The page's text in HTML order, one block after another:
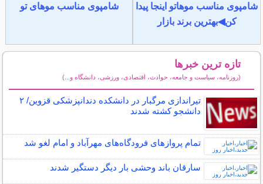
شامپوی مناسب موهاتو اینجا پیدا
کن◀بهترین برند بازار
شامپوی مناسب موهای تو
تازه ترین خبرها
(روزنامه، سیاست و جامعه، حوادث، اقتصادی، ورزشی، دانشگاه و...)
تیراندازی مرگبار در دانشکده دندانپزشکی قزوین/ ۲
دانشجو کشته شدند
تمام پرواز‌های فرودگاه‌های مهرآباد و امام لغو شد
سارقان باند وحشی بار دیگر دستگیر شدند